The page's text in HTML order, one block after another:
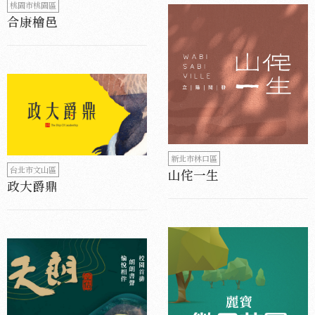
桃園市桃園區
合康檜邑
台北市文山區
政大爵鼎
新北市林口區
山侘一生